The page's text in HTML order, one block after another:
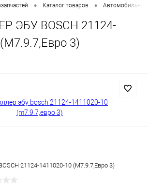
• Каталог товаров • Автомобильная
ЭБУ BOSCH 21124-
3)
21124-1411020-10 (M7.9.7,Евро 3)